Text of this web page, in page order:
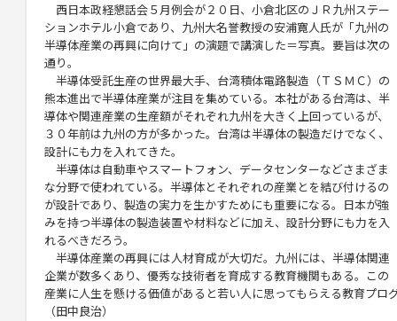
西日本政経懇話会５月例会が２０日、小倉北区のＪＲ九州ステー
ションホテル小倉であり、九州大名誉教授の安浦寛人氏が「九州の
半導体産業の再興に向けて」の演題で講演した＝写真。要旨は次の
通り。
半導体受託生産の世界最大手、台湾積体電路製造（ＴＳＭＣ）の
熊本進出で半導体産業が注目を集めている。本社がある台湾は、半
導体や関連産業の生産額がそれぞれ九州を大きく上回っているが、
３０年前は九州の方が多かった。台湾は半導体の製造だけでなく、
設計にも力を入れてきた。
半導体は自動車やスマートフォン、データセンターなどさまざま
な分野で使われている。半導体とそれぞれの産業とを結び付けるの
が設計であり、製造の実力を生かすためにも重要になる。日本が強
みを持つ半導体の製造装置や材料などに加え、設計分野にも力を入
れるべきだろう。
半導体産業の再興には人材育成が大切だ。九州には、半導体関連
企業が数多くあり、優秀な技術者を育成する教育機関もある。この
産業に人生を懸ける価値があると若い人に思ってもらえる教育プ
（田中良治）